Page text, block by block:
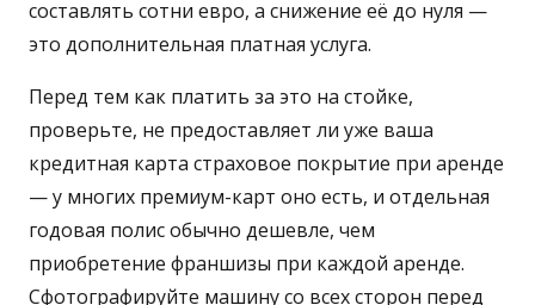
составлять сотни евро, а снижение её до нуля —
это дополнительная платная услуга.
Перед тем как платить за это на стойке,
проверьте, не предоставляет ли уже ваша
кредитная карта страховое покрытие при аренде
— у многих премиум-карт оно есть, и отдельная
годовая полис обычно дешевле, чем
приобретение франшизы при каждой аренде.
Сфотографируйте машину со всех сторон перед